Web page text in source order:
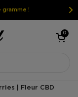
gramme !
Ouvrir le
0
| Fleur CBD